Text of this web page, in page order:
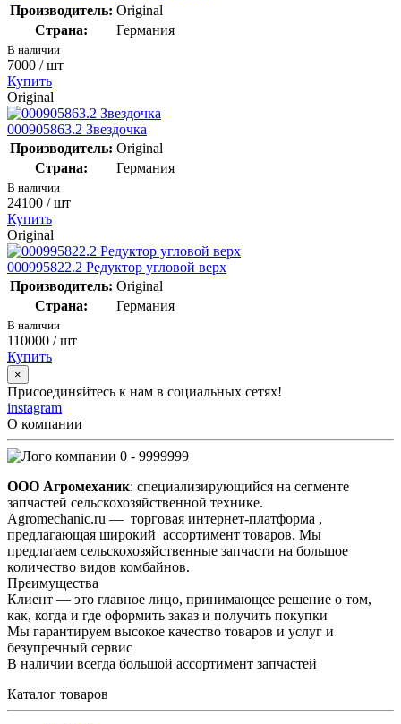
Производитель: Original
Страна:
Германия
В наличии
7000 / шт
Купить
Original
000905863.2 Звездочка
Производитель: Original
Страна:
Германия
В наличии
24100 / шт
Купить
Original
000995822.2 Редуктор угловой верх
Производитель: Original
Страна:
Германия
В наличии
110000 / шт
Купить
×
Присоединяйтесь к нам в социальных сетях!
instagram
О компании
0 - 9999999
ООО Агромеханик: специализирующийся на сегменте
запчастей сельскохозяйственной технике.
Agromechanic.ru — торговая интернет-платформа ,
предлагающая широкий ассортимент товаров. Мы
предлагаем сельскохозяйственные запчасти на большое
количество видов комбайнов.
Преимущества
Клиент — это главное лицо, принимающее решение о том,
как, когда и где оформить заказ и получить покупки
Мы гарантируем высокое качество товаров и услуг и
безупречный сервис
В наличии всегда большой ассортимент запчастей
Каталог товаров